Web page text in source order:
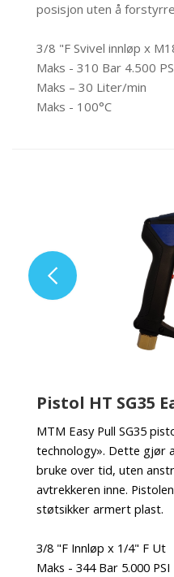
posisjon uten å
3/8 "F Svivel innløp x
Maks - 310 Bar 4.500
Maks – 30 Liter/min
Maks - 100°C
Pistol HT SG35
MTM Easy Pull SG35
technology». Dette gjør
bruke over tid, uten
avtrekkeren inne.
støtsikker armert plast.
3/8 "F Innløp x 1/4" F Ut
Maks - 344 Bar 5.000 PSI